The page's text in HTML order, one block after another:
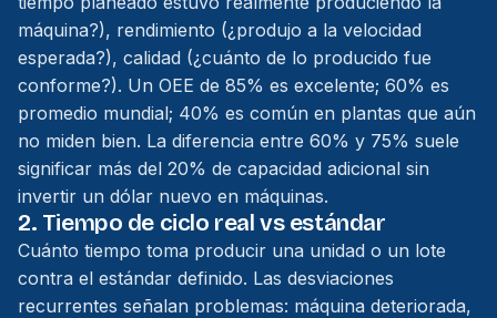
máquina?), rendimiento (¿produjo a la velocidad
esperada?), calidad (¿cuánto de lo producido fue
conforme?). Un OEE de 85% es excelente; 60% es
promedio mundial; 40% es común en plantas que aún
no miden bien. La diferencia entre 60% y 75% suele
significar más del 20% de capacidad adicional sin
invertir un dólar nuevo en máquinas.
2. Tiempo de ciclo real vs estándar
Cuánto tiempo toma producir una unidad o un lote
contra el estándar definido. Las desviaciones
recurrentes señalan problemas: máquina deteriorada,